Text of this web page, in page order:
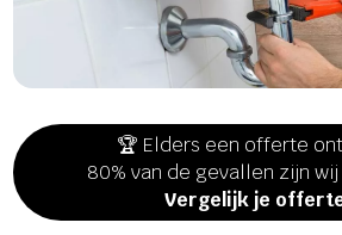
🏆 Elders een offerte
80% van de gevallen zijn
Vergelijk je